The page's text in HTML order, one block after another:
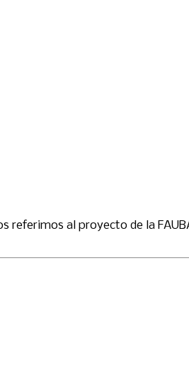
referimos al proyecto de la